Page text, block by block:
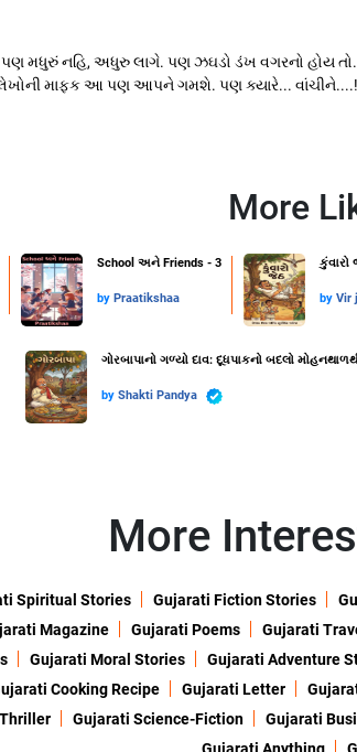
મધુરું નહિ, અધુરુ લાગે. પણ ઝઘડો ડંખ વગરનો હોય તો.
લેખોની માફક આ પણ આપને ગમશે. પણ ક્યારે...
More
School અને Friends - 3
by Praatikshaa
કુંવારો
by Vir
ગોરબાપાનો ગળ્યો દાવ: દૂધપાકનો બદલો
by Shakti Pandya
More
Spiritual Stories Gujarati Fiction Stories
Magazine Gujarati Poems Gujarati
Gujarati Moral Stories Gujarati Adventure
Cooking Recipe Gujarati Letter
Gujarati Science-Fiction Gujarati